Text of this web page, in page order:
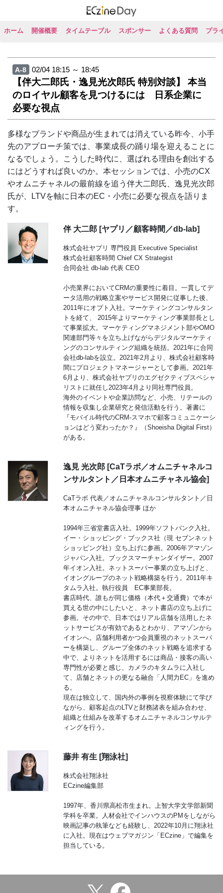
ホーム 開催概要 タイムテーブル スポンサー よくある質問 プラ
A-8 02/04 18:15 ～ 18:45
【伴大二郎氏・逸見光次郎氏 特別対談】 本当
のロイヤル顧客を見つけるには 日系企業に
必要な視点
多様なブランドや商品が生まれては消えている昨今、小手
先のアプローチ策では、事業成長の踊り場を迎えることに
なるでしょう。こうした時代に、選ばれる理由を創出する
にはどうすれば良いのか。本セッションでは、小売のCX
やオムニチャネルの最前線を追う伴大二郎氏、逸見光次郎
氏が、LTVを軸に日本のEC・小売に必要な視点を語りま
す。
伴 大二郎 [ヤプリ／顧客時間／db-lab]
株式会社ヤプリ 専門役員 Executive Specialist
株式会社顧客時間 Chief CX Strategist
合同会社 db-lab 代表 CEO
小売業界においてCRMの重要性に着目。一貫してデ
ータ活用の戦略立案やサービス開発に従事した後、
2011年にオプト入社。マーケティングコンサルタン
トを経て、 2015年よりマーケティング事業部長とし
て事業拡大。マーケティングマネジメント部やOMO
関連部門等々を立ち上げながらデジタルマーケティ
ングのコンサルティング組織を統括。2021年に合同
会社db-labを設立。2021年2月より、株式会社顧客時
間にプロジェクトマネージャーとして参画。2021年
6月より、株式会社ヤプリのエグゼクティブスペシャ
リストに就任し2023年4月より同社専門役員。
海外のイベントや企業訪問など、小売、リテールの
情報を収集し企業研究と発信活動を行う。著書に
『モバイル時代のCRM-スマホで顧客コミュニケーシ
ョンはどう変わったか？』（Shoeisha Digital First）
がある。
逸見 光次郎 [CaTラボ／オムニチャネルコ
ンサルタント／日本オムニチャネル協会]
CaTラボ 代表／オムニチャネルコンサルタント／日
本オムニチャネル協会理事 ほか
1994年三省堂書店入社。1999年ソフトバンク入社。
イー・ショッピング・ブックス社（現 セブンネット
ショッピング社）立ち上げに参画。2006年アマゾン
ジャパン入社。ブックスマーチャンダイザー。2007
年イオン入社。ネットスーパー事業の立ち上げと、
イオングループのネット戦略構築を行う。2011年キ
タムラ入社。執行役員 EC事業部長。
書店時代、誰もが同じ価格（本代＋交通費）で本が
買える世の中にしたいと、ネット書店の立ち上げに
参画。その中で、日本ではリアル店舗を活用したネ
ットサービスが有効であるとわかり、アマゾンから
イオンへ。店舗利用者かつ会員重視のネットスーパ
ーを構築し、グループ全体のネット戦略を追求する
中で、よりネットを活用するには商品・接客の高い
専門性が必要と感じ、カメラのキタムラに入社し
て、店舗とネットの更なる融合「人間力EC」を進め
る。
現在は独立して、国内外の事例を視察体験にて学び
ながら、顧客起点のLTVと財務諸表を組み合わせ、
組織と仕組みを改革するオムニチャネルコンサルテ
ィングを行う。
藤井 有生 [翔泳社]
株式会社翔泳社
ECzine編集部
1997年、香川県高松市生まれ。上智大学文学部新聞
学科を卒業。人材会社でインハウスのPMをしながら
映画記事の執筆なども経験し、2022年10月に翔泳社
に入社。現在はウェブマガジン「ECzine」で編集を
担当している。